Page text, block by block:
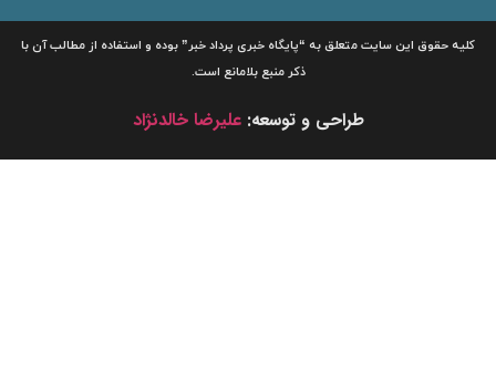
کلیه حقوق این سایت متعلق به“پایگاه خبریپرداد خبر”بوده و استفاده از مطالب آن با
ذکر منبع بلامانع است.
طراحی و توسعه:علیرضا خالدنژاد